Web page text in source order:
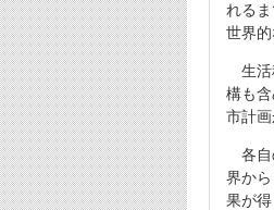
れる
世界
生活
構も
市計
各自
界か
果が